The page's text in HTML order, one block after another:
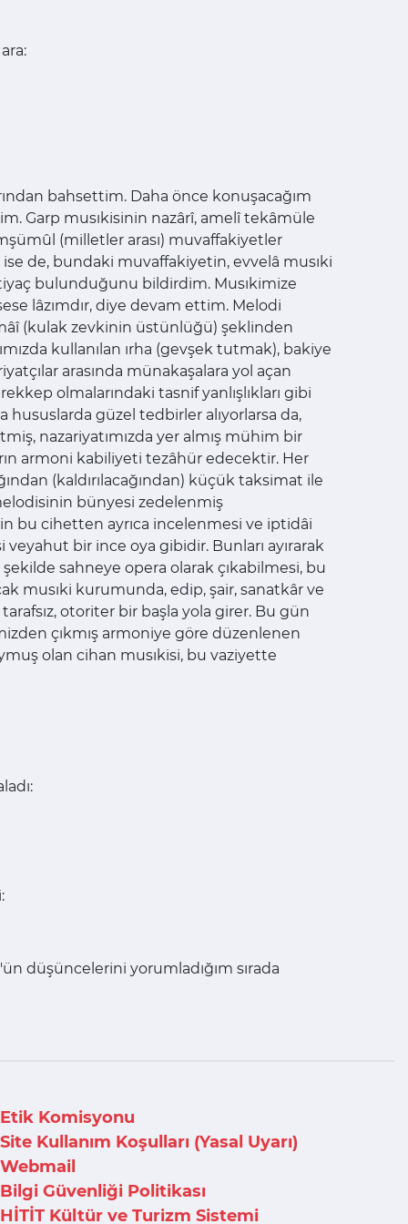
bahsettim. Daha önce konuşacağım
Garp musıkisinin nazârî, amelî tekâmüle
(milletler arası) muvaffakiyetler
de, bundaki muvaffakiyetin, evvelâ musıki
bulunduğunu bildirdim. Musıkimize
lâzımdır, diye devam ettim. Melodi
(kulak zevkinin üstünlüğü) şeklinden
kullanılan ırha (gevşek tutmak), bakiye
arasında münakaşalara yol açan
olmalarındaki tasnif yanlışlıkları gibi
hususlarda güzel tedbirler alıyorlarsa da,
nazariyatımızda yer almış mühim bir
armoni kabiliyeti tezâhür edecektir. Her
(kaldırılacağından) küçük taksimat ile
bünyesi zedelenmiş
bu cihetten ayrıca incelenmesi ve iptidâi
bir ince oya gibidir. Bunları ayırarak
sahneye opera olarak çıkabilmesi, bu
musıki kurumunda, edip, şair, sanatkâr ve
otoriter bir başla yola girer. Bu gün
çıkmış armoniye göre düzenlenen
olan cihan musıkisi, bu vaziyette
düşüncelerini yorumladığım sırada
Etik Komisyonu
Site Kullanım Koşulları (Yasal Uyarı)
Webmail
Bilgi Güvenliği Politikası
HİTİT Kültür ve Turizm Sistemi